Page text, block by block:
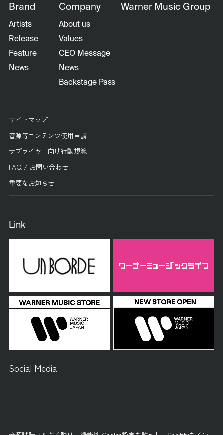
Brand
Artists
Release
Feature
News
Company
About us
Values
CEO Message
News
Backstage Pass
Warner Music Group
サイトマップ
音源等コンテンツ使用申請
サプライヤー向け行動規範
FAQ / お問い合わせ
重要なお知らせ
Link
Social Media